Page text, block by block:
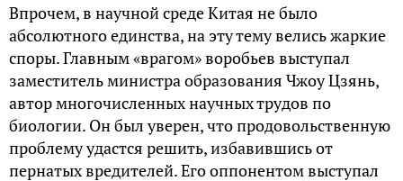
Впрочем, в научной среде Китая не было
абсолютного единства, на эту тему велись жаркие
споры. Главным «врагом» воробьев выступал
заместитель министра образования Чжоу Цзянь,
автор многочисленных научных трудов по
биологии. Он был уверен, что продовольственную
проблему удастся решить, избавившись от
пернатых вредителей. Его оппонентом выступал